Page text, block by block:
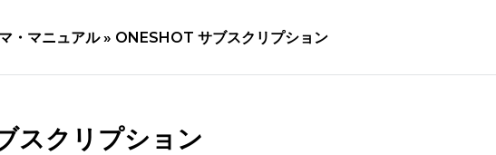
・マニュアル » ONESHOT サブスクリプション
クリプション